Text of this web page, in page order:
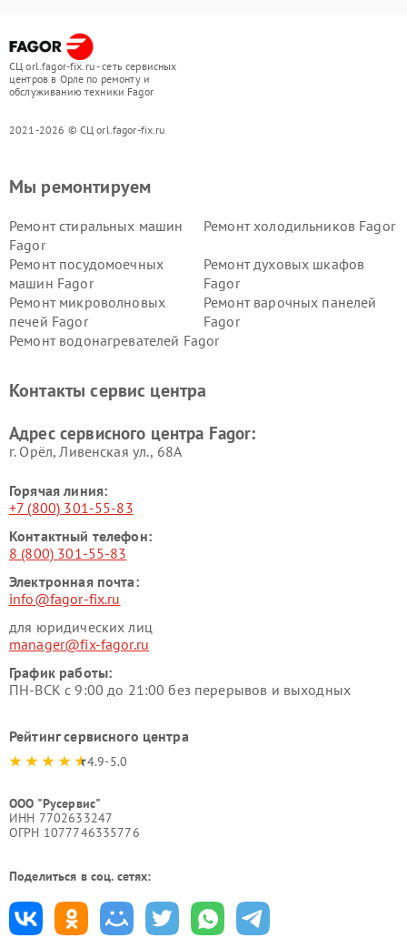
СЦ orl.fagor-fix.ru - сеть сервисных
центров в Орле по ремонту и
обслуживанию техники Fagor
2021-2026 © СЦ orl.fagor-fix.ru
Мы ремонтируем
Ремонт стиральных машин
Fagor
Ремонт холодильников Fagor
Ремонт посудомоечных
машин Fagor
Ремонт духовых шкафов
Fagor
Ремонт микроволновых
печей Fagor
Ремонт варочных панелей
Fagor
Ремонт водонагревателей Fagor
Контакты сервис центра
Адрес сервисного центра Fagor:
г. Орёл, Ливенская ул., 68А
Горячая линия:
+7 (800) 301-55-83
Контактный телефон:
8 (800) 301-55-83
Электронная почта:
info@fagor-fix.ru
для юридических лиц
manager@fix-fagor.ru
График работы:
ПН-ВСК с 9:00 до 21:00 без перерывов и выходных
Рейтинг сервисного центра
4.9-5.0
ООО "Русервис"
ИНН 7702633247
ОГРН 1077746335776
Поделиться в соц. сетях: